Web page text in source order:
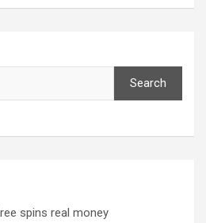
Search
spins real money